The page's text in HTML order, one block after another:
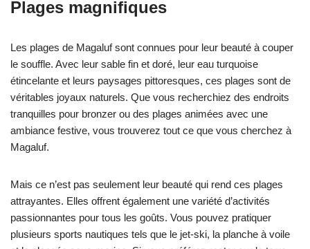
Plages magnifiques
Les plages de Magaluf sont connues pour leur beauté à couper
le souffle. Avec leur sable fin et doré, leur eau turquoise
étincelante et leurs paysages pittoresques, ces plages sont de
véritables joyaux naturels. Que vous recherchiez des endroits
tranquilles pour bronzer ou des plages animées avec une
ambiance festive, vous trouverez tout ce que vous cherchez à
Magaluf.
Mais ce n’est pas seulement leur beauté qui rend ces plages
attrayantes. Elles offrent également une variété d’activités
passionnantes pour tous les goûts. Vous pouvez pratiquer
plusieurs sports nautiques tels que le jet-ski, la planche à voile